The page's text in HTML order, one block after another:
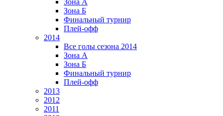
Зона А
Зона Б
Финальный турнир
Плей-офф
2014
Все голы сезона 2014
Зона А
Зона Б
Финальный турнир
Плей-офф
2013
2012
2011